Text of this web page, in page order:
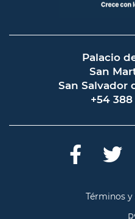
Palacio
San
San Salvador
+54
Términos